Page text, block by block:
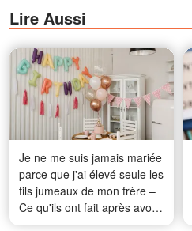
Lire Aussi
Je ne me suis jamais mariée
parce que j'ai élevé seule les
fils jumeaux de mon frère –
Ce qu'ils ont fait après avoir
eu 18 ans m'a laissée sans